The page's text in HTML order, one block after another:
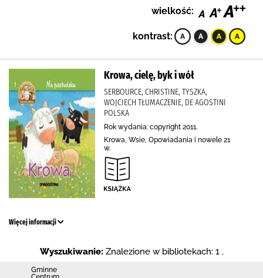
wielkość:
kontrast:
Krowa, cielę, byk i wół
SERBOURCE, CHRISTINE, TYSZKA,
WOJCIECH TŁUMACZENIE, DE AGOSTINI
POLSKA
Rok wydania: copyright 2011.
Krowa, Wsie, Opowiadania i nowele 21
w.
Więcej informacji
Wyszukiwanie: Znalezione w bibliotekach: 1 .
Gminne